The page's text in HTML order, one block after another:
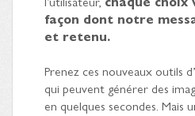
façon dont notre
et retenu.
Prenez ces nouveaux outils
qui peuvent générer des
en quelques secondes. Mais